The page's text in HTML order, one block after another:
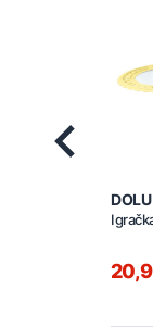
DOLU